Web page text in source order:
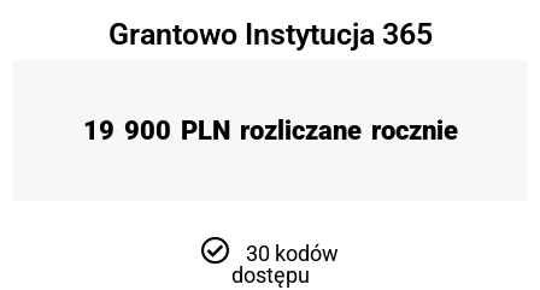
Grantowo Instytucja 365
19 900 PLN rozliczane rocznie
30 kodów
dostępu